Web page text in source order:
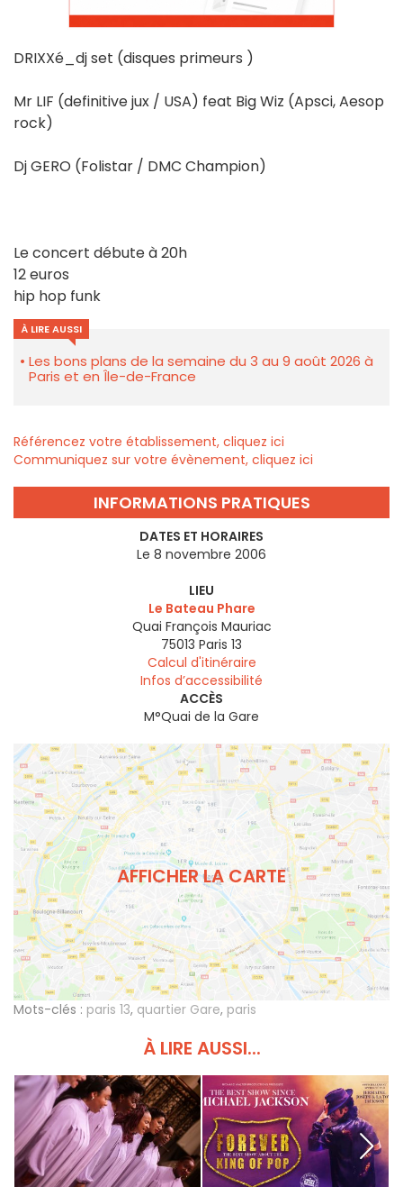
DRIXXé_dj set (disques primeurs )
Mr LIF (definitive jux / USA) feat Big Wiz (Apsci, Aesop
rock)
Dj GERO (Folistar / DMC Champion)
Le concert débute à 20h
12 euros
hip hop funk
À LIRE AUSSI
Les bons plans de la semaine du 3 au 9 août 2026 à
Paris et en Île-de-France
Référencez votre établissement, cliquez ici
Communiquez sur votre évènement, cliquez ici
INFORMATIONS PRATIQUES
DATES ET HORAIRES
Le 8 novembre 2006
LIEU
Le Bateau Phare
Quai François Mauriac
75013 Paris 13
Calcul d'itinéraire
Infos d’accessibilité
ACCÈS
M°Quai de la Gare
AFFICHER LA CARTE
Mots-clés : paris 13, quartier Gare, paris
À LIRE AUSSI...